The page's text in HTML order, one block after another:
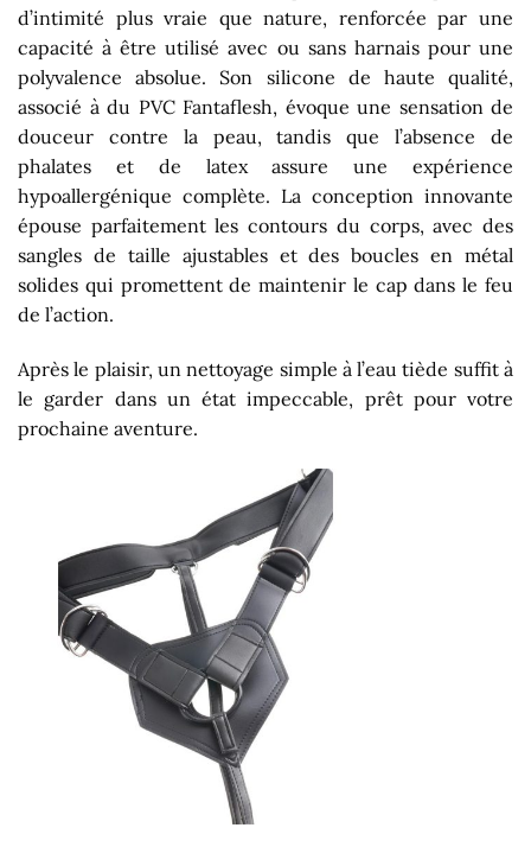
d’intimité plus vraie que nature, renforcée par une
capacité à être utilisé avec ou sans harnais pour une
polyvalence absolue. Son silicone de haute qualité,
associé à du PVC Fantaflesh, évoque une sensation de
douceur contre la peau, tandis que l’absence de
phalates et de latex assure une expérience
hypoallergénique complète. La conception innovante
épouse parfaitement les contours du corps, avec des
sangles de taille ajustables et des boucles en métal
solides qui promettent de maintenir le cap dans le feu
de l’action.
Après le plaisir, un nettoyage simple à l’eau tiède suffit à
le garder dans un état impeccable, prêt pour votre
prochaine aventure.